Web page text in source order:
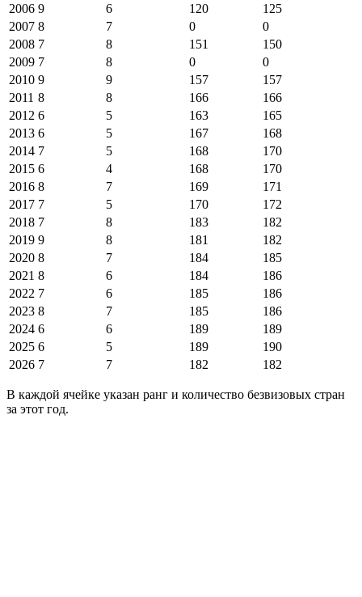
2006 9 6 120
125
2007 8 7 0
0
2008 7 8 151
150
2009 7 8 0
0
2010 9 9 157
157
2011 8 8 166
166
2012 6 5 163
165
2013 6 5 167
168
2014 7 5 168
170
2015 6 4 168
170
2016 8 7 169
171
2017 7 5 170
172
2018 7 8 183
182
2019 9 8 181
182
2020 8 7 184
185
2021 8 6 184
186
2022 7 6 185
186
2023 8 7 185
186
2024 6 6 189
189
2025 6 5 189
190
2026 7 7 182 182
В каждой ячейке указан ранг и количество безвизовых стран
за этот год.